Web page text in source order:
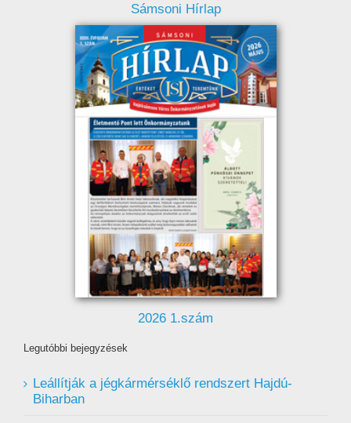
Sámsoni Hírlap
2026 1.szám
Legutóbbi bejegyzések
Leállítják a jégkármérséklő rendszert Hajdú-
Biharban